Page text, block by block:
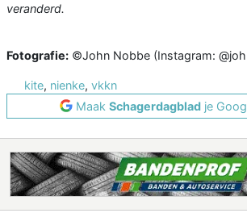
veranderd.
Fotografie: ©John Nobbe (Instagram:
kite, nienke, vkkn
Maak Schagerdagbladje